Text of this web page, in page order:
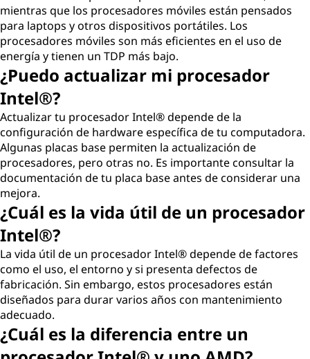
mientras que los procesadores móviles están pensados
para laptops y otros dispositivos portátiles. Los
procesadores móviles son más eficientes en el uso de
energía y tienen un TDP más bajo.
¿Puedo actualizar mi procesador
Intel®?
Actualizar tu procesador Intel® depende de la
configuración de hardware específica de tu computadora.
Algunas placas base permiten la actualización de
procesadores, pero otras no. Es importante consultar la
documentación de tu placa base antes de considerar una
mejora.
¿Cuál es la vida útil de un procesador
Intel®?
La vida útil de un procesador Intel® depende de factores
como el uso, el entorno y si presenta defectos de
fabricación. Sin embargo, estos procesadores están
diseñados para durar varios años con mantenimiento
adecuado.
¿Cuál es la diferencia entre un